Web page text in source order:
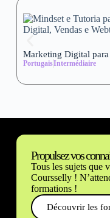
Marketing Digital
PortugaisIntermédiaire
Propulsez vos
Tous les sujets que
Coursselly !
formations !
Découvrir les